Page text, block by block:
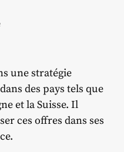
une stratégie
des pays tels que
et la Suisse. Il
ces offres dans ses